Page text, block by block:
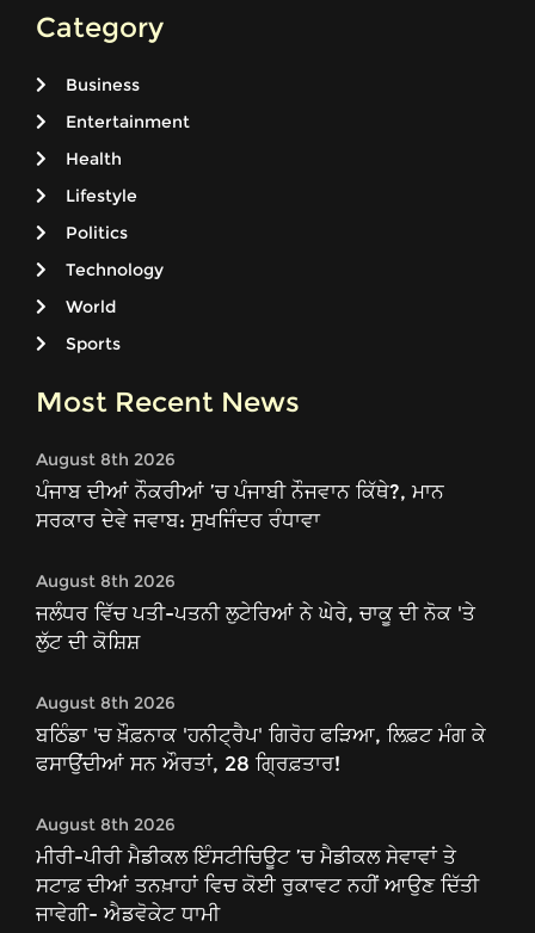
Category
Business
Entertainment
Health
Lifestyle
Politics
Technology
World
Sports
Most Recent News
August 8th 2026
ਪੰਜਾਬ ਦੀਆਂ ਨੌਕਰੀਆਂ ’ਚ ਪੰਜਾਬੀ ਨੌਜਵਾਨ ਕਿੱਥੇ?, ਮਾਨ
ਸਰਕਾਰ ਦੇਵੇ ਜਵਾਬ: ਸੁਖਜਿੰਦਰ ਰੰਧਾਵਾ
August 8th 2026
ਜਲੰਧਰ ਵਿੱਚ ਪਤੀ-ਪਤਨੀ ਲੁਟੇਰਿਆਂ ਨੇ ਘੇਰੇ, ਚਾਕੂ ਦੀ ਨੋਕ 'ਤੇ
ਲੁੱਟ ਦੀ ਕੋਸ਼ਿਸ਼
August 8th 2026
ਬਠਿੰਡਾ 'ਚ ਖ਼ੌਫ਼ਨਾਕ 'ਹਨੀਟ੍ਰੈਪ' ਗਿਰੋਹ ਫੜਿਆ, ਲਿਫ਼ਟ ਮੰਗ ਕੇ
ਫਸਾਉਂਦੀਆਂ ਸਨ ਔਰਤਾਂ, 28 ਗ੍ਰਿਫ਼ਤਾਰ!
August 8th 2026
ਮੀਰੀ-ਪੀਰੀ ਮੈਡੀਕਲ ਇੰਸਟੀਚਿਊਟ ’ਚ ਮੈਡੀਕਲ ਸੇਵਾਵਾਂ ਤੇ
ਸਟਾਫ਼ ਦੀਆਂ ਤਨਖ਼ਾਹਾਂ ਵਿਚ ਕੋਈ ਰੁਕਾਵਟ ਨਹੀਂ ਆਉਣ ਦਿੱਤੀ
ਜਾਵੇਗੀ- ਐਡਵੋਕੇਟ ਧਾਮੀ